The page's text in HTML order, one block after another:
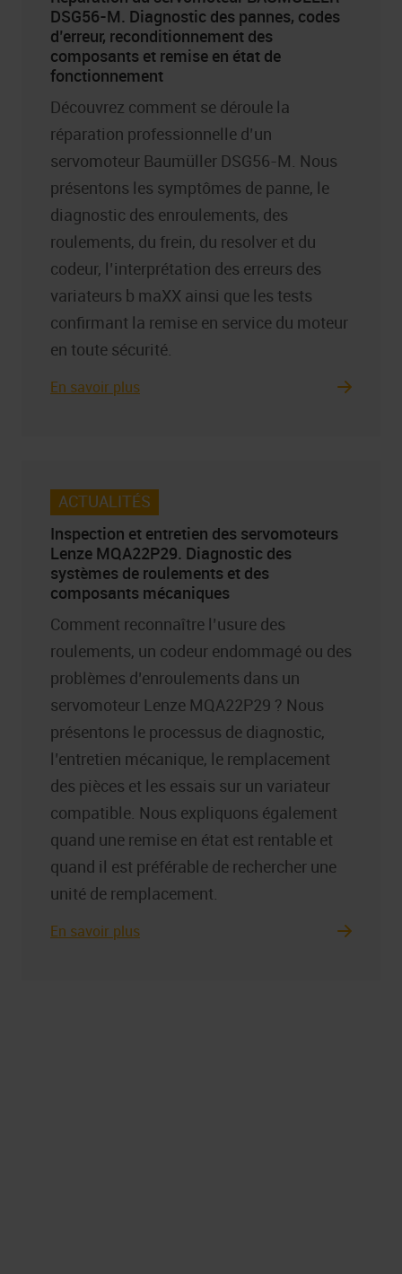
DSG56-M. Diagnostic des pannes, codes
d’erreur, reconditionnement des
composants et remise en état de
fonctionnement
Découvrez comment se déroule la
réparation professionnelle d’un
servomoteur Baumüller DSG56-M. Nous
présentons les symptômes de panne, le
diagnostic des enroulements, des
roulements, du frein, du resolver et du
codeur, l’interprétation des erreurs des
variateurs b maXX ainsi que les tests
confirmant la remise en service du moteur
en toute sécurité.
En savoir plus
ACTUALITÉS
Inspection et entretien des servomoteurs
Lenze MQA22P29. Diagnostic des
systèmes de roulements et des
composants mécaniques
Comment reconnaître l’usure des
roulements, un codeur endommagé ou des
problèmes d’enroulements dans un
servomoteur Lenze MQA22P29 ? Nous
présentons le processus de diagnostic,
l’entretien mécanique, le remplacement
des pièces et les essais sur un variateur
compatible. Nous expliquons également
quand une remise en état est rentable et
quand il est préférable de rechercher une
unité de remplacement.
En savoir plus